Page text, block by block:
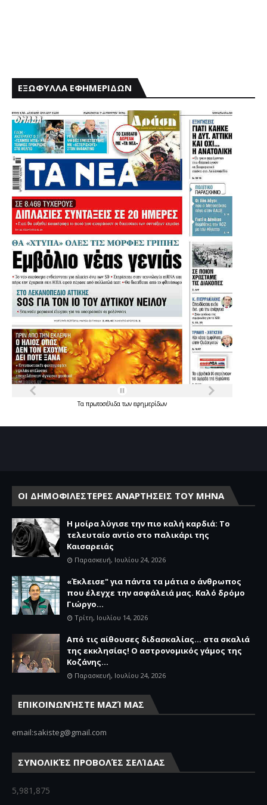
ΕΞΩΦΥΛΛΑ ΕΦΗΜΕΡΙΔΩΝ
Τα πρωτοσέλιδατων εφημερίδων
ΟΙ ΔΗΜΟΦΙΛΕΣΤΕΡΕΣ ΑΝΑΡΤΗΣΕΙΣ ΤΟΥ ΜΗΝΑ
Η μοίρα λύγισε την πιο καλή καρδιά: Το
τελευταίο αντίο στο παλικάρι της
Καισαρειάς
Παρασκευή, Ιουλίου 24, 2026
«Έκλεισε" για πάντα τα μάτια ο άνθρωπος
που έλεγχε την ασφάλειά μας. Καλό δρόμο
Γιώργο...
Τρίτη, Ιουλίου 14, 2026
Από τις αίθουσες διδασκαλίας… στα σκαλιά
της εκκλησίας! Ο αστρονομικός γάμος της
Κοζάνης...
Παρασκευή, Ιουλίου 24, 2026
ΕΠΙΚΟΙΝΩΝΉΣΤΕ ΜΑΖΊ ΜΑΣ
email:sakisteg@gmail.com
ΣΥΝΟΛΙΚΈΣ ΠΡΟΒΟΛΈΣ ΣΕΛΊΔΑΣ
5,981,875